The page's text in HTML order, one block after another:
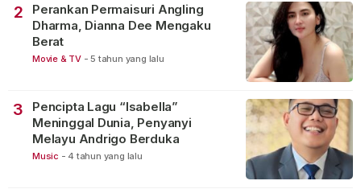
2
Perankan Permaisuri Angling
Dharma, Dianna Dee Mengaku
Berat
Movie & TV - 5 tahun yang lalu
3
Pencipta Lagu “Isabella”
Meninggal Dunia, Penyanyi
Melayu Andrigo Berduka
Music - 4 tahun yang lalu